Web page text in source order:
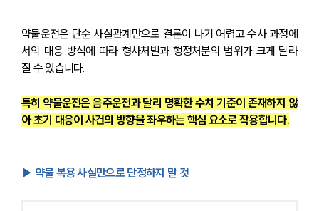
약물운전은 단순 사실관계만으로 결론이 나기 어렵고 수사 과정에
서의 대응 방식에 따라 형사처벌과 행정처분의 범위가 크게 달라
질 수 있습니다.
특히 약물운전은 음주운전과 달리 명확한 수치 기준이 존재하지 않
아 초기 대응이 사건의 방향을 좌우하는 핵심 요소로 작용합니다.
▶ 약물 복용 사실만으로 단정하지 말 것